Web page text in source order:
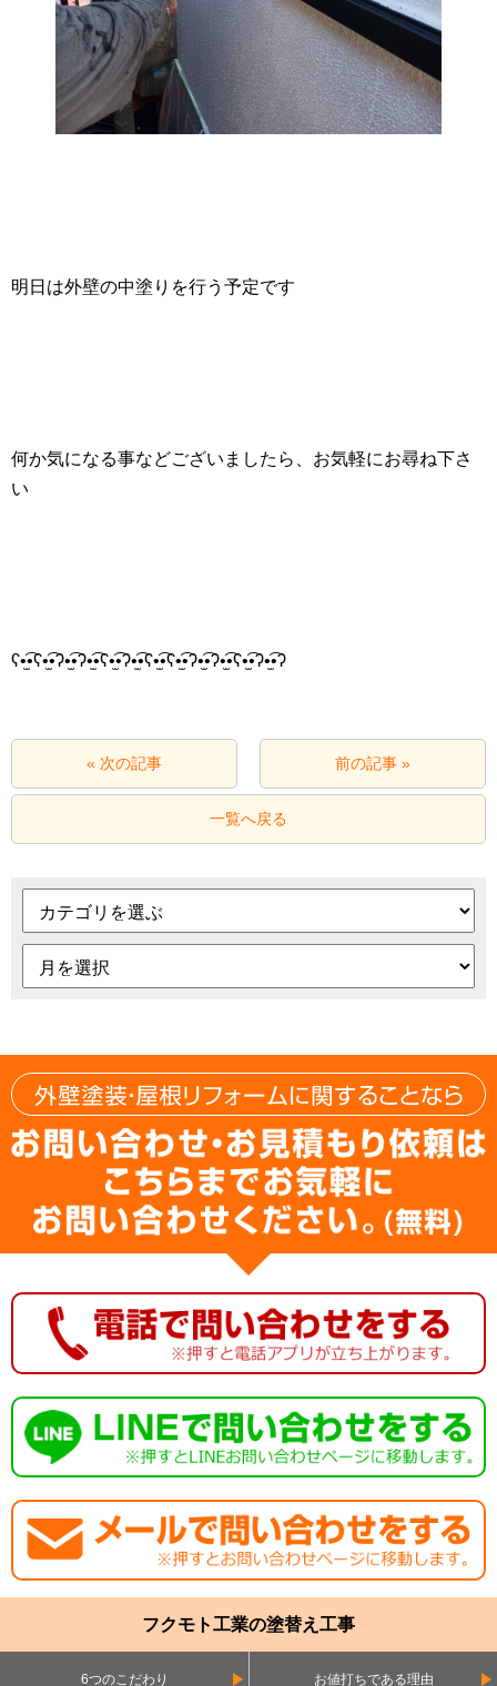
明日は外壁の中塗りを行う予定です
何か気になる事などございましたら、お気軽にお尋ね下さ
い
ʕ•̫͡•ʕ•̫͡•ʔ•̫͡•ʔ•̫͡•ʕ•̫͡•ʔ•̫͡•ʕ•̫͡•ʕ•̫͡•ʔ•̫͡•ʔ•̫͡•ʕ•̫͡•ʔ•̫͡•ʔ
« 次の記事 前の記事 »
一覧へ戻る
フクモト工業の塗替え工事
6つのこだわり お値打ちである理由